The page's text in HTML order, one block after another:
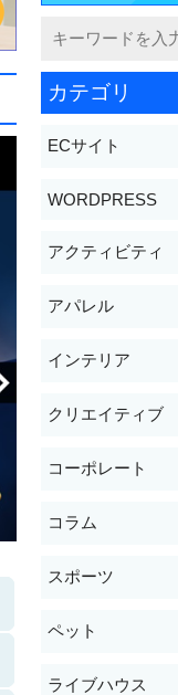
カテゴリ
ECサイト
WORDPRESS
アクティビティ
アパレル
インテリア
クリエイティブ
コーポレート
コラム
スポーツ
ペット
ライブハウス